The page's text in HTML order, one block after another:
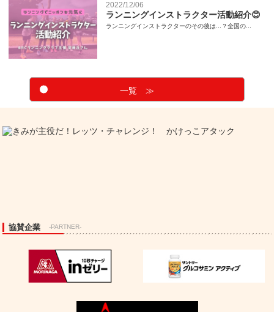
2022/12/06
ランニングインストラクター活動紹介😊
ランニングインストラクターのその後は...？全国の...
一覧 ≫
協賛企業 -PARTNER-